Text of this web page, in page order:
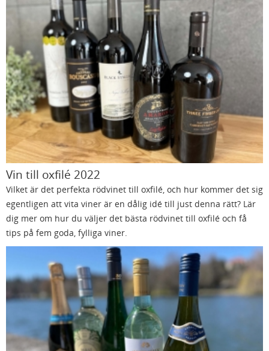
Vin till oxfilé 2022
Vilket är det perfekta rödvinet till oxfilé, och hur kommer det sig
egentligen att vita viner är en dålig idé till just denna rätt? Lär
dig mer om hur du väljer det bästa rödvinet till oxfilé och få
tips på fem goda, fylliga viner.